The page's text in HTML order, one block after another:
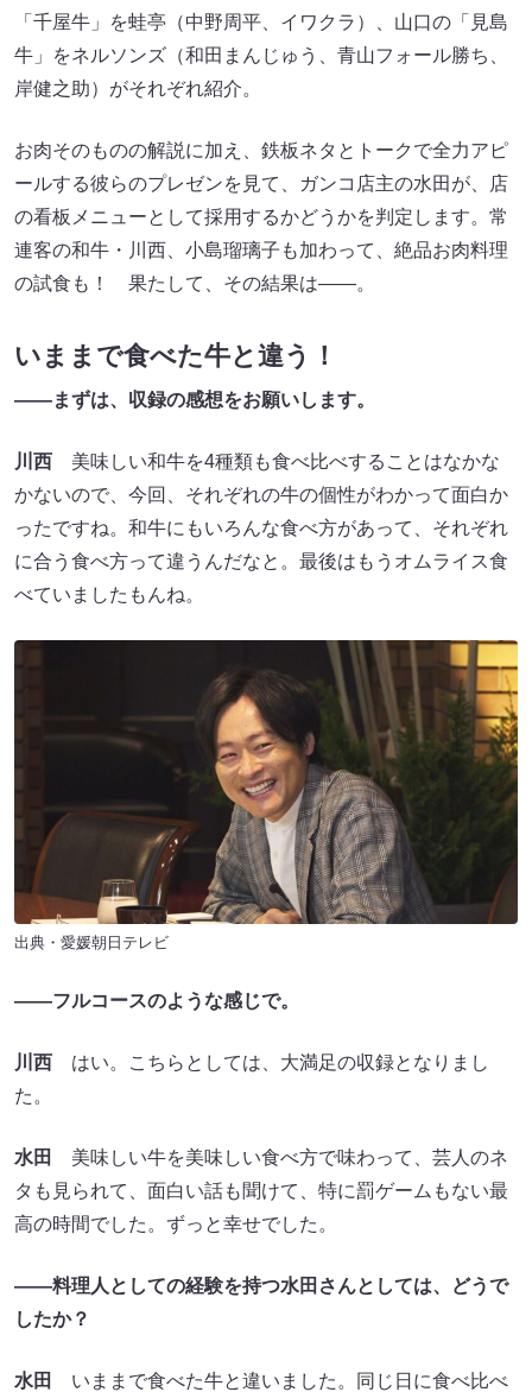
「千屋牛」を蛙亭（中野周平、イワクラ）、山口の「見島
牛」をネルソンズ（和田まんじゅう、青山フォール勝ち、
岸健之助）がそれぞれ紹介。
お肉そのものの解説に加え、鉄板ネタとトークで全力アピ
ールする彼らのプレゼンを見て、ガンコ店主の水田が、店
の看板メニューとして採用するかどうかを判定します。常
連客の和牛・川西、小島瑠璃子も加わって、絶品お肉料理
の試食も！ 果たして、その結果は――。
いままで食べた牛と違う！
――まずは、収録の感想をお願いします。
川西 美味しい和牛を4種類も食べ比べすることはなかな
かないので、今回、それぞれの牛の個性がわかって面白か
ったですね。和牛にもいろんな食べ方があって、それぞれ
に合う食べ方って違うんだなと。最後はもうオムライス食
べていましたもんね。
出典・愛媛朝日テレビ
――フルコースのような感じで。
川西 はい。こちらとしては、大満足の収録となりまし
た。
水田
美味しい牛を美味しい食べ方で味わって、芸人のネ
タも見られて、面白い話も聞けて、特に罰ゲームもない最
高の時間でした。ずっと幸せでした。
――料理人としての経験を持つ水田さんとしては、どうで
したか？
水田
いままで食べた牛と違いました。同じ日に食べ比べ